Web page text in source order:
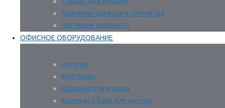
Хранение адресов и контактов
Чистящие продукты
ОФИСНОЕ ОБОРУДОВАНИЕ
Аптечки
Кейтеринг
Корзины для мусора
Корзины и баки для мусора